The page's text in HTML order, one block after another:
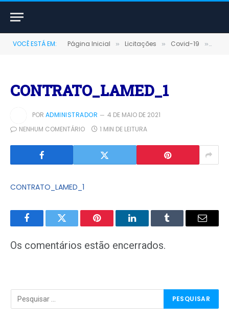
VOCÊ ESTÁ EM: Página Inicial » Licitações » Covid-19 »
CONTRATO_LAMED_1
POR ADMINISTRADOR
4 DE MAIO DE 2021
NENHUM COMENTÁRIO
1 MIN DE LEITURA
CONTRATO_LAMED_1
FacebookTwitter Pinterest LinkedInTumblr
E-
Os comentários estão encerrados.